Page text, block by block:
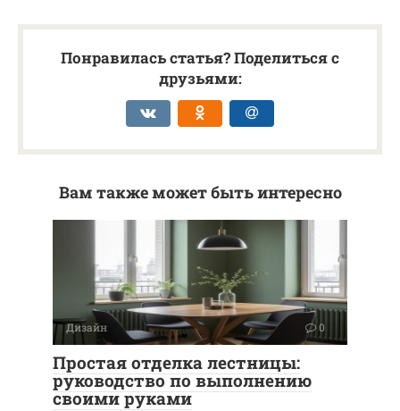
Понравилась статья? Поделиться с
друзьями:
Вам также может быть интересно
Дизайн 0
Простая отделка лестницы:
руководство по выполнению
своими руками